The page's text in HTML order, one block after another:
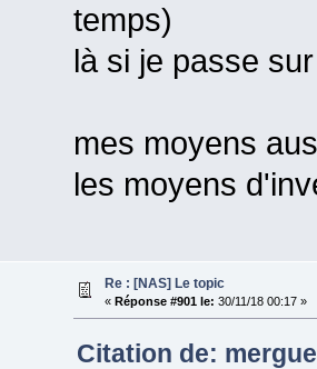
temps)
là si je passe
mes moyens
les moyens
Re : [NAS] Le topic
« Réponse #901 le: 30/11/18 00:17 »
Citation de: